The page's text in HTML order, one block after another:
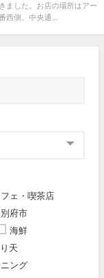
ました。お店の場所はアー
西側。中央通...
ェ・喫茶店
別府市
海鮮
天
ング